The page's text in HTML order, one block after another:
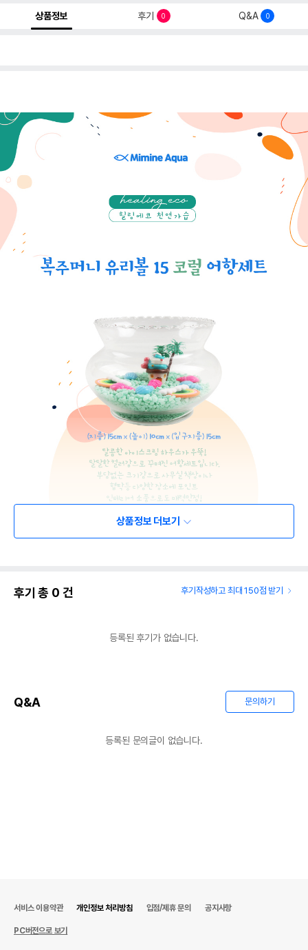
상품정보 후기 0 Q&A 0
상품정보 더보기
후기 총 0 건 후기작성하고 최대 150점 받기
등록된 후기가 없습니다.
Q&A 문의하기
등록된 문의글이 없습니다.
서비스 이용약관 개인정보 처리방침 입점/제휴 문의 공지사항
PC버전으로 보기